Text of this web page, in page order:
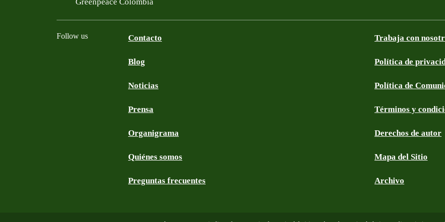
Follow us Contacto
Blog
Noticias
Prensa
Organigrama
Quiénes somos
Preguntas frecuentes
Trabaja con
Política de
Política de
Términos y
Derechos de autor
Mapa del Sitio
Archivo